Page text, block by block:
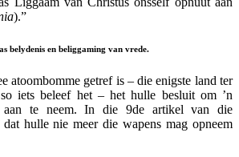
).”
belydenis en beliggaming van vrede.
atoombomme getref is – die enigste land ter
iets beleef het – het hulle besluit om ’n
aan te neem. In die 9de artikel van die
hulle nie meer die wapens mag opneem